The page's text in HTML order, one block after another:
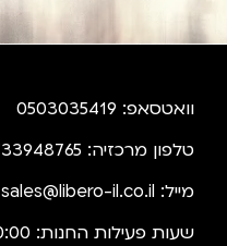
וואטסאפ: 0503035419
טלפון מרכזיה: 0733948765
מייל: sales@libero-il.co.il
שעות פעילות החנות: 10:00-20:00